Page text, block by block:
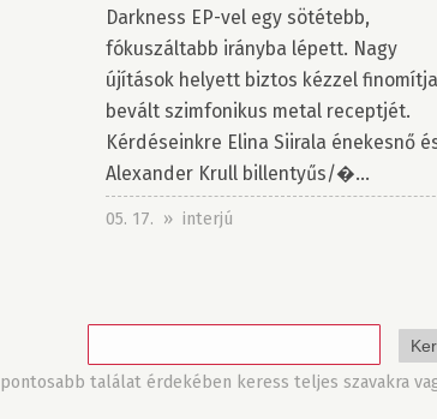
Darkness EP-vel egy sötétebb,
fókuszáltabb irányba lépett. Nagy
újítások helyett biztos kézzel
bevált szimfonikus metal receptjét.
Kérdéseinkre Elina Siirala énekesnő
Alexander Krull billentyűs/�...
05. 17. » interjú
találat érdekében keress teljes szavakra